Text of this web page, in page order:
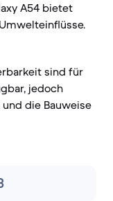
A54 bietet
sind für
jedoch
die Bauweise